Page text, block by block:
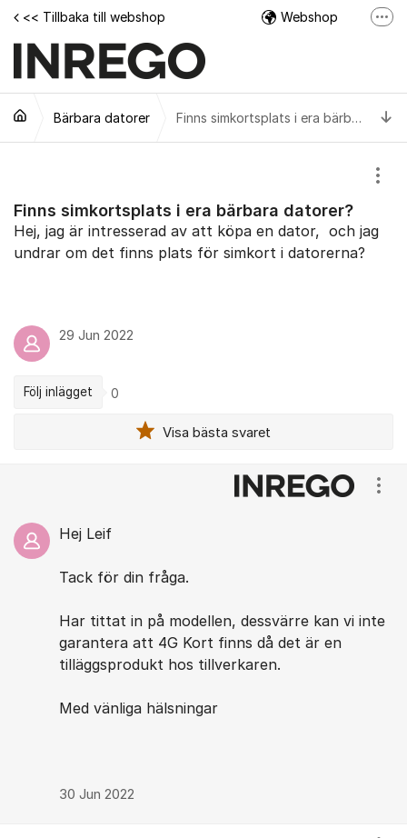
Hoppa till innehåll
<< Tillbaka till webshop Webshop
Tech Support Video
Bärbara datorer Finns simkortsplats i era bärbara datorer?
Finns simkortsplats i era bärbara datorer?
Hej, jag är intresserad av att köpa en dator, och jag
undrar om det finns plats för simkort i datorerna?
29 Jun 2022
Följ inlägget 0
Visa bästa svaret
Hej Leif
Tack för din fråga.
Har tittat in på modellen, dessvärre kan vi inte
garantera att 4G Kort finns då det är en
tilläggsprodukt hos tillverkaren.
Med vänliga hälsningar
30 Jun 2022